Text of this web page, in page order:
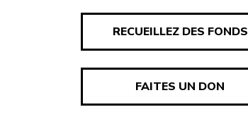
RECUEILLEZ DES FONDS
FAITES UN DON